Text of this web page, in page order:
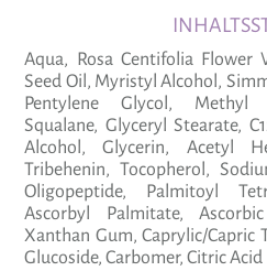
Aqua, Rosa Centifolia Flower
Seed Oil, Myristyl Alcohol,
Pentylene Glycol, Methyl
Squalane, Glyceryl Stearate,
Alcohol, Glycerin, Acetyl
Tribehenin, Tocopherol,
Oligopeptide, Palmitoyl
Ascorbyl Palmitate,
Xanthan Gum, Caprylic/Capric
Glucoside, Carbomer, Citric Acid